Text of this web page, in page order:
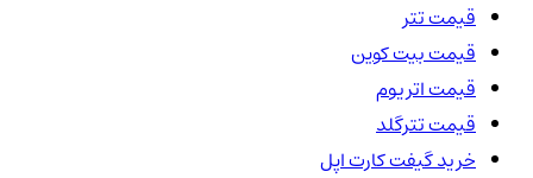
قیمت تتر
قیمت بیت کوین
قیمت اتریوم
قیمت تترگلد
خرید گیفت کارت اپل